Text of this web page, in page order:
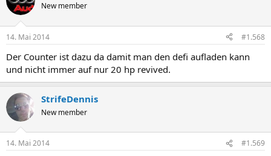
New member
14. Mai 2014 #1.568
Der Counter ist dazu da damit man den defi aufladen kann
und nicht immer auf nur 20 hp revived.
StrifeDennis
New member
14. Mai 2014 #1.569